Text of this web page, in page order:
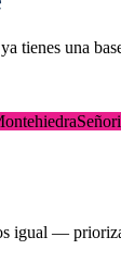
tienes una
igual —